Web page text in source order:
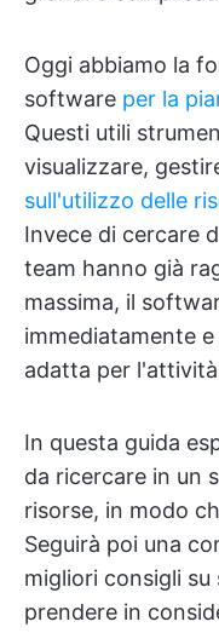
Oggi abbiamo la
software per la
Questi utili
visualizzare,
sull'utilizzo delle
Invece di cercare
team hanno già
massima, il
immediatamente
adatta per
In questa guida
da ricercare in un
risorse, in modo
Seguirà poi una
migliori consigli
prendere in